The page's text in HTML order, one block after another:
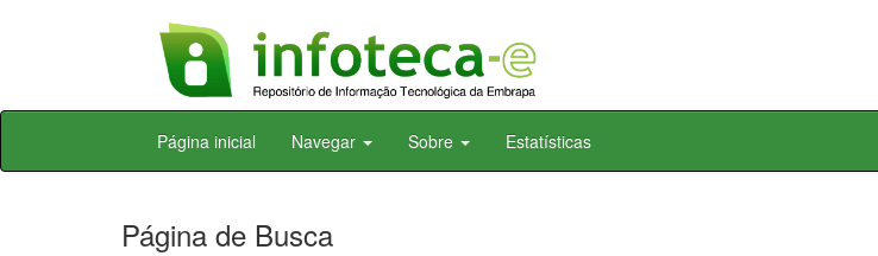
Skip
Página inicial Navegar Sobre Estatísticas
Página de Busca